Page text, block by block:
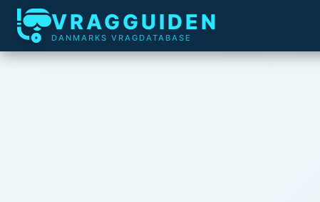
VRAGGUIDEN
DANMARKS VRAGDATABASE